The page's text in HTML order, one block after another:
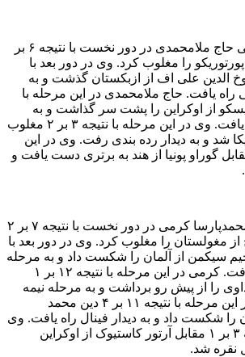
در ۶۵ کیلوگرم مرتضی حاج ملامحمدی در دور نخست با نتیجه ۶ بر
پورتوریکو را مغلوب کرد. وی در دور بعد با
۲ از سد شوخ الدین علی اف از ازبکستان گذشت و به
راه یافت. حاج ملامحمدی در این مرحله با
۴ ایوان زالیسکو از اوکراین را پشت سر گذاشت و به
مرحله نیمه نهایی راه یافت. وی در این مرحله با نتیجه ۳ بر ۲ مغلوب
شد و به دیدار رده بندی رفت. وی در این
با نتیجه ۸ بر ۸ مقابل گوراو پونیا از هند به برتری دست یافت و
در وزن ۸۰ کیلوگرم محمدپارسا کرمی در دور نخست با نتیجه ۷ بر ۲
از مغولستان را مغلوب کرد. وی در دور بعد با
بر ۴ عبدالرحیم سیکمن از آلمان را شکست داد و به مرحله
یک چهارم نهایی راه یافت. کرمی در این مرحله با نتیجه ۱۲ بر ۱
را از پیش رو برداشت و به مرحله نیمه
نهایی راه یافت. وی در این مرحله با نتیجه ۱۱ بر ۴ دین محمد
را شکست داد و به دیدار فینال راه یافت. وی
در دیدار پایانی با نتیجه ۳ بر ۱ مقابل آرتور کاستیوک از اوکراین
نقره شد.